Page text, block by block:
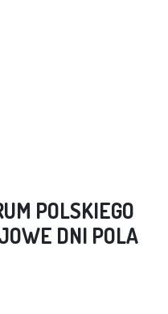
POLSKIEGO
DNI POLA